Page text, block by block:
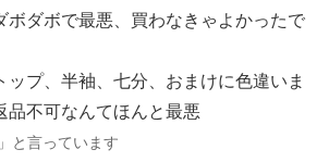
ボダボで最悪、買わなきゃよかったで
ップ、半袖、七分、おまけに色違いま
品不可なんてほんと最悪
と言っています